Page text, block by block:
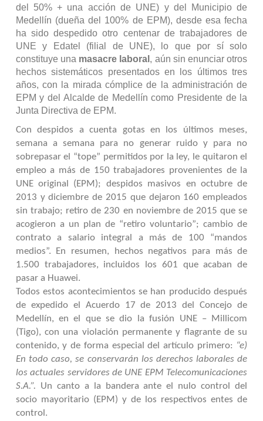
del 50% + una acción de UNE) y del Municipio de
Medellín (dueña del 100% de EPM), desde esa fecha
ha sido despedido otro centenar de trabajadores de
UNE y Edatel (filial de UNE), lo que por sí solo
constituye una masacre laboral , aún sin enunciar otros
hechos sistemáticos presentados en los últimos tres
años, con la mirada cómplice de la administración de
EPM y del Alcalde de Medellín como Presidente de la
Junta Directiva de EPM.
Con despidos a cuenta gotas en los últimos meses,
semana a semana para no generar ruido y para no
sobrepasar el “tope” permitidos por la ley, le quitaron el
empleo a más de 150 trabajadores provenientes de la
UNE original (EPM); despidos masivos en octubre de
2013 y diciembre de 2015 que dejaron 160 empleados
sin trabajo; retiro de 230 en noviembre de 2015 que se
acogieron a un plan de “retiro voluntario”; cambio de
contrato a salario integral a más de 100 “mandos
medios”. En resumen, hechos negativos para más de
1.500 trabajadores, incluidos los 601 que acaban de
pasar a Huawei.
Todos estos acontecimientos se han producido después
de expedido el Acuerdo 17 de 2013 del Concejo de
Medellín, en el que se dio la fusión UNE – Millicom
(Tigo), con una violación permanente y flagrante de su
contenido, y de forma especial del artículo primero: “e)
En todo caso, se conservarán los derechos laborales de
los actuales servidores de UNE EPM Telecomunicaciones
S.A.”. Un canto a la bandera ante el nulo control del
socio mayoritario (EPM) y de los respectivos entes de
control.